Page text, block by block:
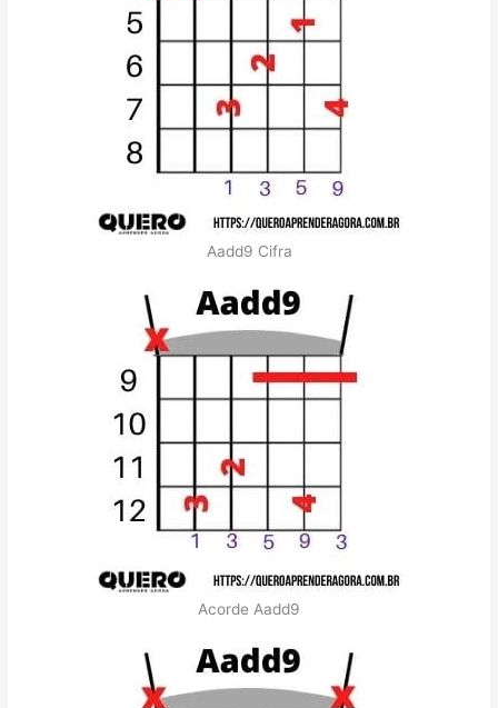
Aadd9 Cifra
Acorde Aadd9